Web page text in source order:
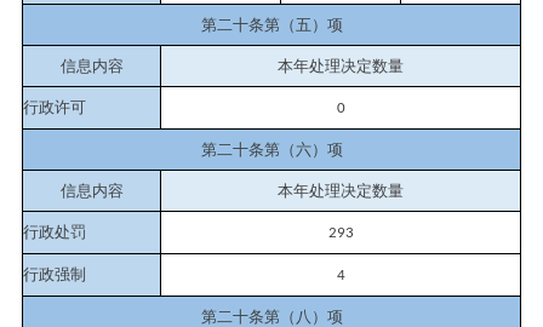
第二十条第（五）项
信息内容 本年处理决定数量
行政许可 0
第二十条第（六）项
信息内容 本年处理决定数量
行政处罚 293
行政强制 4
第二十条第（八）项